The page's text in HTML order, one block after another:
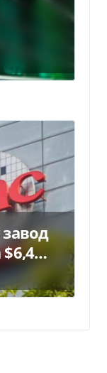
завод